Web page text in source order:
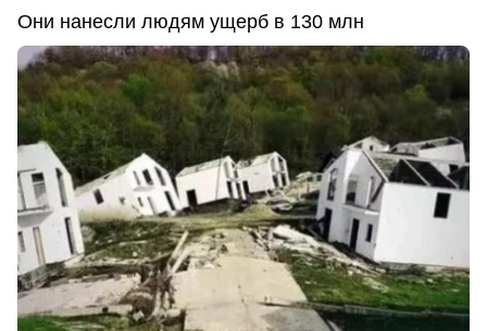
Они нанесли людям ущерб в 130 млн